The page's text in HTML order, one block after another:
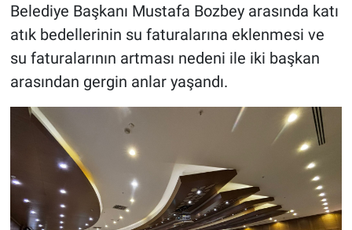
Belediye Başkanı Mustafa Bozbey arasında katı
atık bedellerinin su faturalarına eklenmesi ve
su faturalarının artması nedeni ile iki başkan
arasından gergin anlar yaşandı.